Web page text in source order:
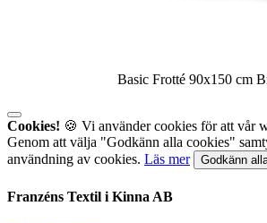
Basic Frotté 90x150 cm
Cookies! 🍪 Vi använder cookies för att vår
Genom att välja "Godkänn alla cookies"
användning av cookies. Läs mer Godkänn
Franzéns Textil i Kinna AB